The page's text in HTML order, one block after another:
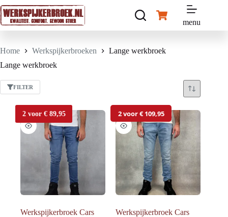
Ga
naar
de
inhoud
Winkelwagen
menu
Home Werkspijkerbroeken
Lange werkbroek
Lange werkbroek
FILTER
2 voor € 89,95
Werkspijkerbroek Cars
Werkspijkerbroek Cars
2 voor € 109,95